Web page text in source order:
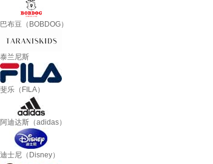
巴布豆（BOBDOG）
泰兰尼斯
斐乐（FILA）
阿迪达斯（adidas）
迪士尼（Disney）